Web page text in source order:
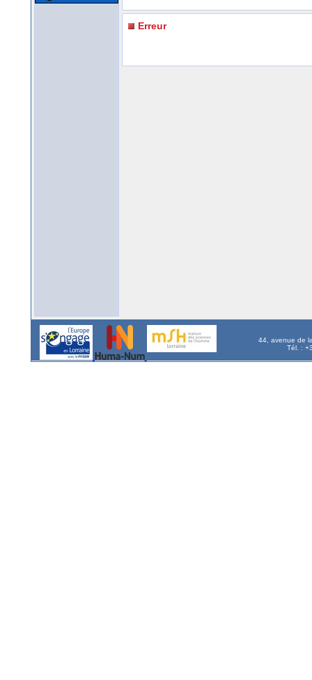
Erreur
44, avenue de
Tél. :